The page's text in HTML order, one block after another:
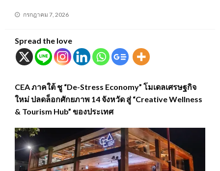
Posted
กรกฎาคม 7, 2026
Spread the love
CEA ภาคใต้ ชู “De-Stress Economy” โมเดลเศรษฐกิจ
ใหม่ ปลดล็อกศักยภาพ 14 จังหวัด สู่ “Creative Wellness
& Tourism Hub” ของประเทศ